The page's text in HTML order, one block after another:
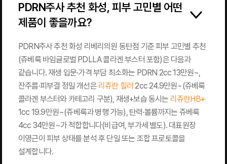
PDRN주사 추천 화성, 피부 고민별 어떤
제품이 좋을까요?
PDRN주사 추천 화성 리베리의원 동탄점 기준 피부 고민별 추천
(쥬베룩 바임글로벌 PDLLA 콜라겐 부스터 포함)은 다음과
같습니다. 재생 입문·가격 부담 최소화는 PDRN 2cc 13만원~,
잔주름·피부결 정밀 개선은 리쥬란 힐러 2cc 24.9만원~(쥬베룩
콜라겐 부스터와 카테고리 구분), 재생+보습 동시는 리쥬란HB+
1cc 19.9만원~(쥬베룩과 병행 가능), 탄력·볼륨까지는 쥬베룩
4cc 34만원~가 적합합니다(비급여, 부가세 별도). 대표원장
이영근이 피부 상태를 분석 후 단일 또는 조합 프로토콜을
설계합니다.